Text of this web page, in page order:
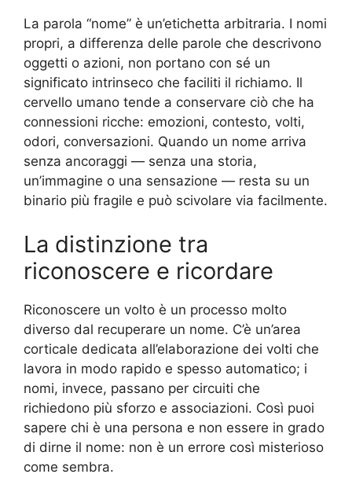
La parola “nome” è un’etichetta arbitraria. I nomi
propri, a differenza delle parole che descrivono
oggetti o azioni, non portano con sé un
significato intrinseco che faciliti il richiamo. Il
cervello umano tende a conservare ciò che ha
connessioni ricche: emozioni, contesto, volti,
odori, conversazioni. Quando un nome arriva
senza ancoraggi — senza una storia,
un’immagine o una sensazione — resta su un
binario più fragile e può scivolare via facilmente.
La distinzione tra
riconoscere e ricordare
Riconoscere un volto è un processo molto
diverso dal recuperare un nome. C’è un’area
corticale dedicata all’elaborazione dei volti che
lavora in modo rapido e spesso automatico; i
nomi, invece, passano per circuiti che
richiedono più sforzo e associazioni. Così puoi
sapere chi è una persona e non essere in grado
di dirne il nome: non è un errore così misterioso
come sembra.